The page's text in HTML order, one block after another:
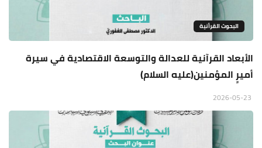
البحوث القرأنية
الأبعاد القرآنية للعدالة والتوسعة الاقتصادية في سيرة
أميرٍ المؤمنين(عليه السلام)